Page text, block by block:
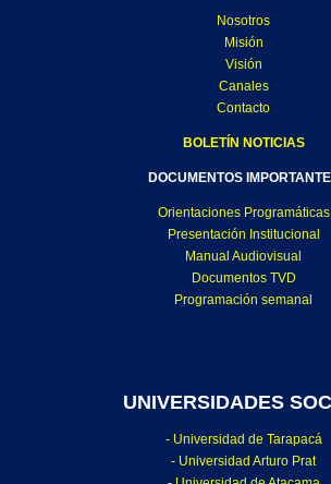
Nosotros
Misión
Visión
Canales
Contacto
BOLETÍN NOTICIAS
DOCUMENTOS
Orientaciones Programáticas
Presentación Institucional
Manual Audiovisual
Documentos TVD
Programación semanal
UNIVERSIDADES
- Universidad de Tarapacá
- Universidad Arturo Prat